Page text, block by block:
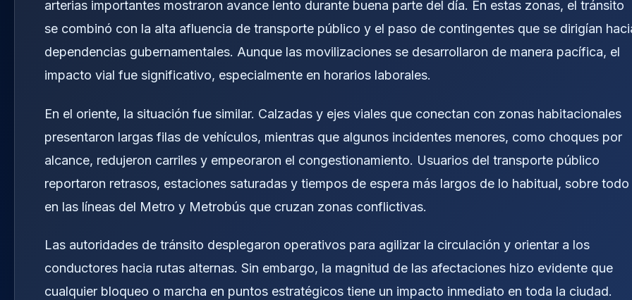
arterias importantes mostraron avance lento durante buena parte del día. En estas zonas, el tránsito
se combinó con la alta afluencia de transporte público y el paso de contingentes que se dirigían
dependencias gubernamentales. Aunque las movilizaciones se desarrollaron de manera pacífica, el
impacto vial fue significativo, especialmente en horarios laborales.
En el oriente, la situación fue similar. Calzadas y ejes viales que conectan con zonas habitacionales
presentaron largas filas de vehículos, mientras que algunos incidentes menores, como choques por
alcance, redujeron carriles y empeoraron el congestionamiento. Usuarios del transporte público
reportaron retrasos, estaciones saturadas y tiempos de espera más largos de lo habitual, sobre todo
en las líneas del Metro y Metrobús que cruzan zonas conflictivas.
Las autoridades de tránsito desplegaron operativos para agilizar la circulación y orientar a los
conductores hacia rutas alternas. Sin embargo, la magnitud de las afectaciones hizo evidente que
cualquier bloqueo o marcha en puntos estratégicos tiene un impacto inmediato en toda la ciudad.